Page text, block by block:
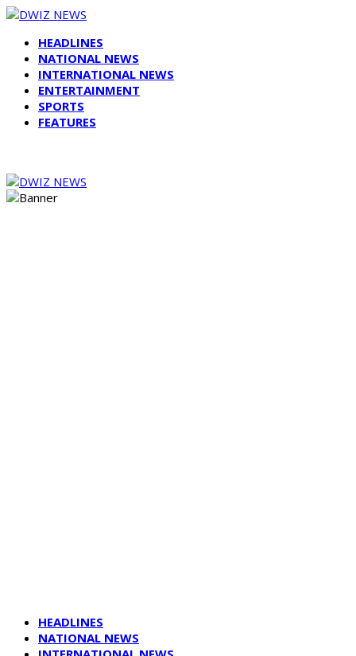
HEADLINES
NATIONAL NEWS
INTERNATIONAL NEWS
ENTERTAINMENT
SPORTS
FEATURES
HEADLINES
NATIONAL NEWS